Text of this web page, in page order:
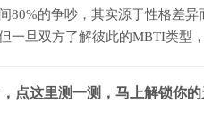
80%的争吵，其实源于性格差
一旦双方了解彼此的MBTI类型
点这里测一测，马上解锁你的